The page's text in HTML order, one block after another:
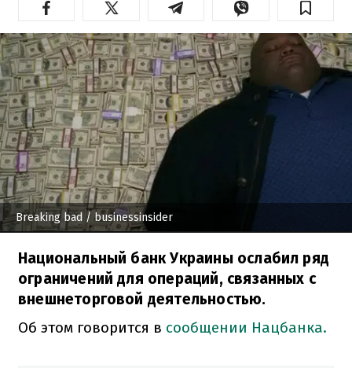
Breaking bad / businessinsider
Национальный банк Украины ослабил ряд
ограничений для операций, связанных с
внешнеторговой деятельностью.
Об этом говорится в сообщении Нацбанка.